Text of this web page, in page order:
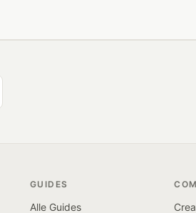
GUIDES
Alle Guides